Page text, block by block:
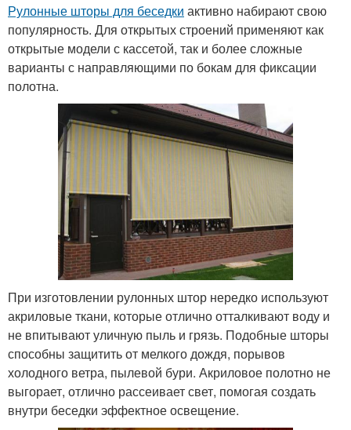
Рулонные шторы для беседки активно набирают свою
популярность. Для открытых строений применяют как
открытые модели с кассетой, так и более сложные
варианты с направляющими по бокам для фиксации
полотна.
При изготовлении рулонных штор нередко используют
акриловые ткани, которые отлично отталкивают воду и
не впитывают уличную пыль и грязь. Подобные шторы
способны защитить от мелкого дождя, порывов
холодного ветра, пылевой бури. Акриловое полотно не
выгорает, отлично рассеивает свет, помогая создать
внутри беседки эффектное освещение.